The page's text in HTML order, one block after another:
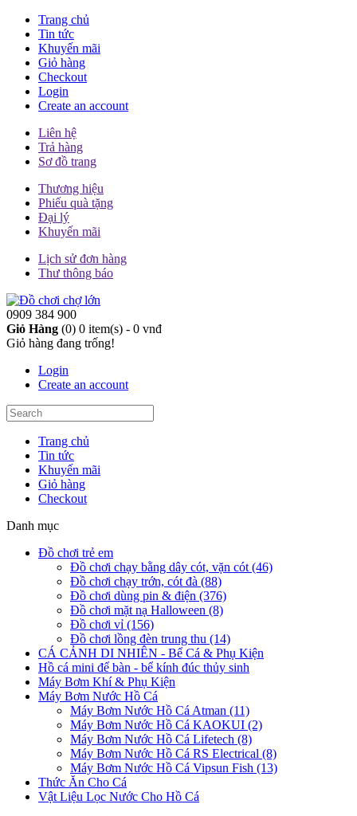
Trang chủ
Tin tức
Khuyến mãi
Giỏ hàng
Checkout
Login
Create an account
Liên hệ
Trả hàng
Sơ đồ trang
Thương hiệu
Phiếu quà tặng
Đại lý
Khuyến mãi
Lịch sử đơn hàng
Thư thông báo
0909 384 900
Giỏ Hàng (0) 0 item(s) - 0 vnđ
Giỏ hàng đang trống!
Login
Create an account
Trang chủ
Tin tức
Khuyến mãi
Giỏ hàng
Checkout
Danh mục
Đồ chơi trẻ em
Đồ chơi chạy bằng dây cót, vặn cót (46)
Đồ chơi chạy trớn, cót đà (88)
Đồ chơi dùng pin & điện (376)
Đồ chơi mặt nạ Halloween (8)
Đồ chơi vỉ (156)
Đồ chơi lồng đèn trung thu (14)
CÁ CẢNH DI NHIÊN - Bể Cá & Phụ Kiện
Hồ cá mini để bàn - bể kính đúc thủy sinh
Máy Bơm Khí & Phụ Kiện
Máy Bơm Nước Hồ Cá
Máy Bơm Nước Hồ Cá Atman (11)
Máy Bơm Nước Hồ Cá KAOKUI (2)
Máy Bơm Nước Hồ Cá Lifetech (8)
Máy Bơm Nước Hồ Cá RS Electrical (8)
Máy Bơm Nước Hồ Cá Vipsun Fish (13)
Thức Ăn Cho Cá
Vật Liệu Lọc Nước Cho Hồ Cá